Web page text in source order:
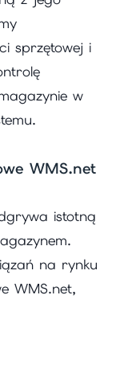
sprzętowej i
w
WMS.net
istotną
na rynku
WMS.net,